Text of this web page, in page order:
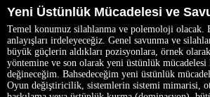
Yeni Üstünlük Mücadelesi ve
Temel konumuz silahlanma ve polemoloji olacak.
anlayışları irdeleyeceğiz. Genel savunma ve
büyük güçlerin aldıkları pozisyonlara, örnek
yöntemine ve son olarak yeni üstünlük mücadelesi
değineceğim. Bahsedeceğim yeni üstünlük
Oyun değiştiricilik, sistemlerin sistemi mimarisi,